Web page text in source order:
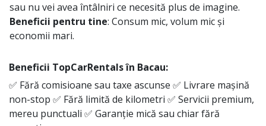
sau nu vei avea întâlniri ce necesită plus de imagine.
Beneficii pentru tine: Consum mic, volum mic și
economii mari.
Beneficii TopCarRentals în Bacau:
✅ Fără comisioane sau taxe ascunse ✅ Livrare mașină
non-stop ✅ Fără limită de kilometri ✅ Servicii premium,
mereu punctuali ✅ Garanție mică sau chiar fără